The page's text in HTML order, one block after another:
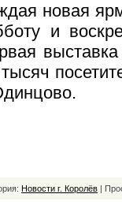
новая
и
Новости г. Королёв |